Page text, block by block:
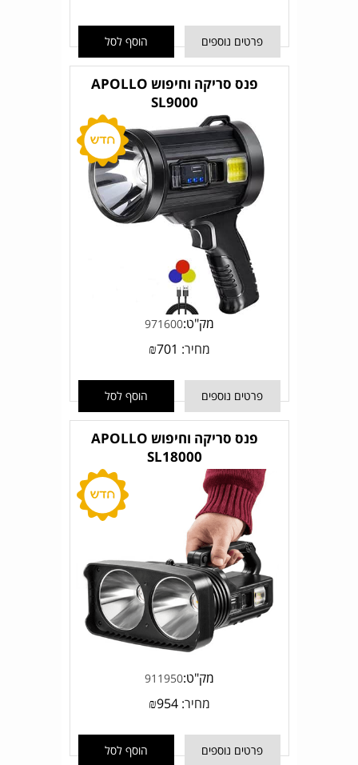
פרטים נוספים הוסף לסל
פנס סריקה וחיפוש APOLLO
SL9000
מק"ט:971600
מחיר: ₪701
פרטים נוספים הוסף לסל
פנס סריקה וחיפוש APOLLO
SL18000
מק"ט:911950
מחיר: ₪954
פרטים נוספים הוסף לסל